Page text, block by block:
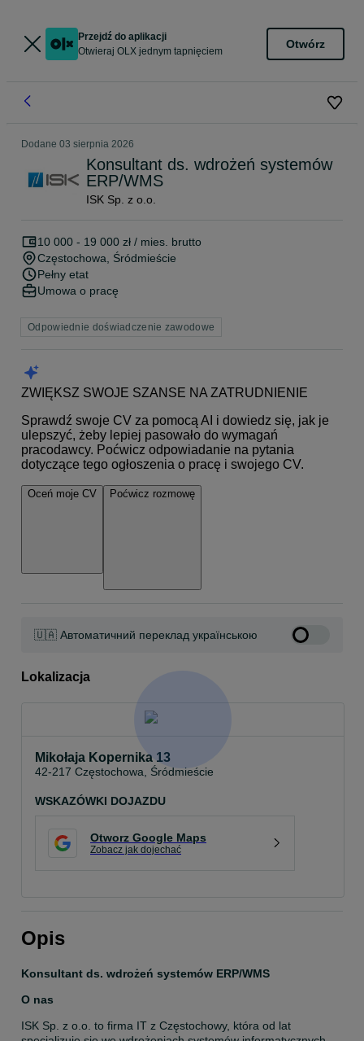
Przejdź do aplikacji
Otwieraj OLX jednym tapnięciem
Otwórz
Dodane 03 sierpnia 2026
Konsultant ds. wdrożeń systemów
ERP/WMS
ISK Sp. z o.o.
10 000 - 19 000 zł / mies. brutto
Częstochowa , Śródmieście
Pełny etat
Umowa o pracę
Odpowiednie doświadczenie zawodowe
ZWIĘKSZ SWOJE SZANSE NA ZATRUDNIENIE
Sprawdź swoje CV za pomocą AI i dowiedz się, jak je
ulepszyć, żeby lepiej pasowało do wymagań
pracodawcy. Poćwicz odpowiadanie na pytania
dotyczące tego ogłoszenia o pracę i swojego CV.
Oceń moje CV Poćwicz rozmowę
🇺🇦 Автоматичний переклад українською
Lokalizacja
Mikołaja Kopernika 13
42-217 Częstochowa, Śródmieście
WSKAZÓWKI DOJAZDU
Otworz Google Maps
Zobacz jak dojechać
Opis
Konsultant ds. wdrożeń systemów ERP/WMS
O nas
ISK Sp. z o.o. to firma IT z Częstochowy, która od lat